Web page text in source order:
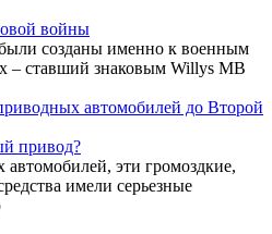
войны
созданы именно к военным
– ставший знаковым Willys MB
автомобилей до Второй
привод?
эти громоздкие,
имели серьезные